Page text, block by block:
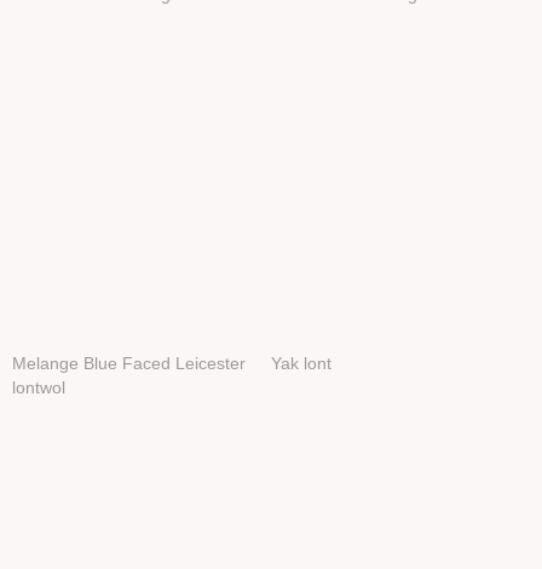
Melange Blue Faced Leicester
lontwol
Yak lont